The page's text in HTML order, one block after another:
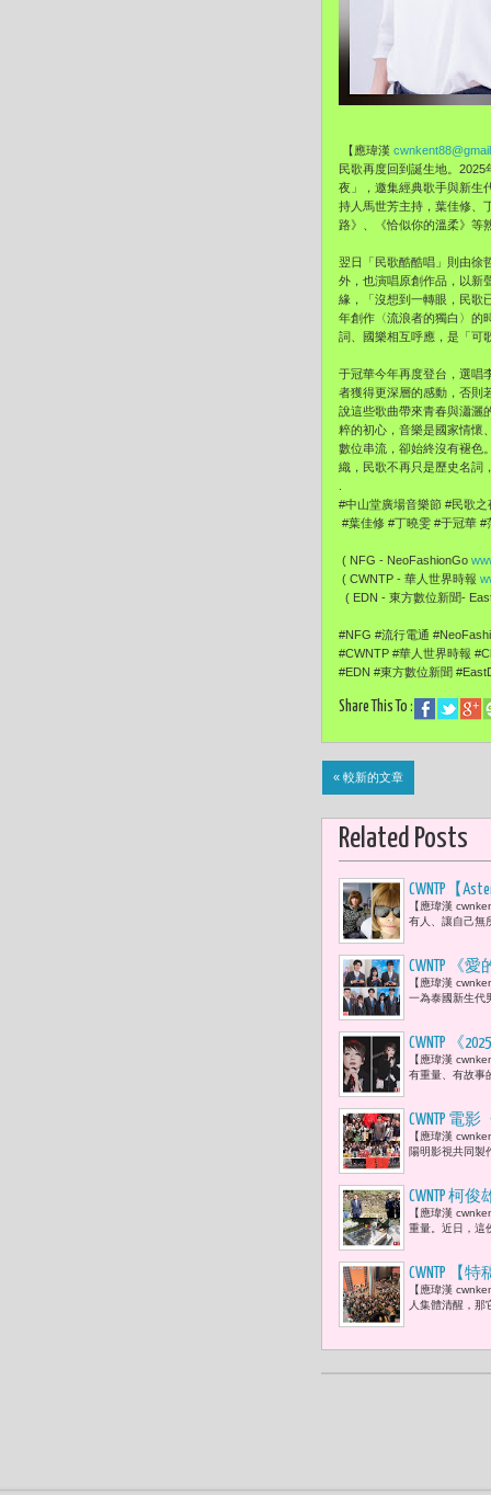
【應瑋漢
民歌再度回到誕生地。
夜」，邀集經典歌手與新生
持人馬世芳主持，葉佳修、
路》、《恰似你的溫柔》等
翌日「民歌酷酷唱」則由徐
外，也演唱原創作品，以新
緣，「沒想到一轉眼，民歌
年創作〈流浪者的獨白〉的
詞、國樂相互呼應，是「可
于冠華今年再度登台，選唱
者獲得更深層的感動，否則
說這些歌曲帶來青春與瀟灑
粹的初心，音樂是國家情懷
數位串流，卻始終沒有褪色
織，民歌不再只是歷史名詞
#中山堂廣場音樂節 #民歌之
#葉佳修 #丁曉雯 #于冠華 #
( NFG - NeoFashionGo
( CWNTP - 華人世界時報
( EDN - 東方數位新聞-
#NFG #流行電通
#CWNTP #華人世界時報
#EDN #東方數位新聞
Share This To :
« 較新的文章
Related Posts
CWNTP【
上。」而安
【應瑋漢
有人、讓自己無
CWNTP 《
粼、
【應瑋漢
一為泰國新生代
CWNTP 《
理解世界
【應瑋漢
有重量、有故事
CWNTP 電
【應瑋漢
陽明影視共同製
CWNTP 柯
徒建銘 :
【應瑋漢
重量。近日，這
CWNTP 【
成功後，
【應瑋漢
人集體清醒，那